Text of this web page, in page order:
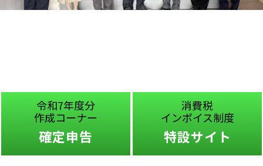
令和7年度分
作成コーナー
確定申告
消費税
インボイス制度
特設サイト